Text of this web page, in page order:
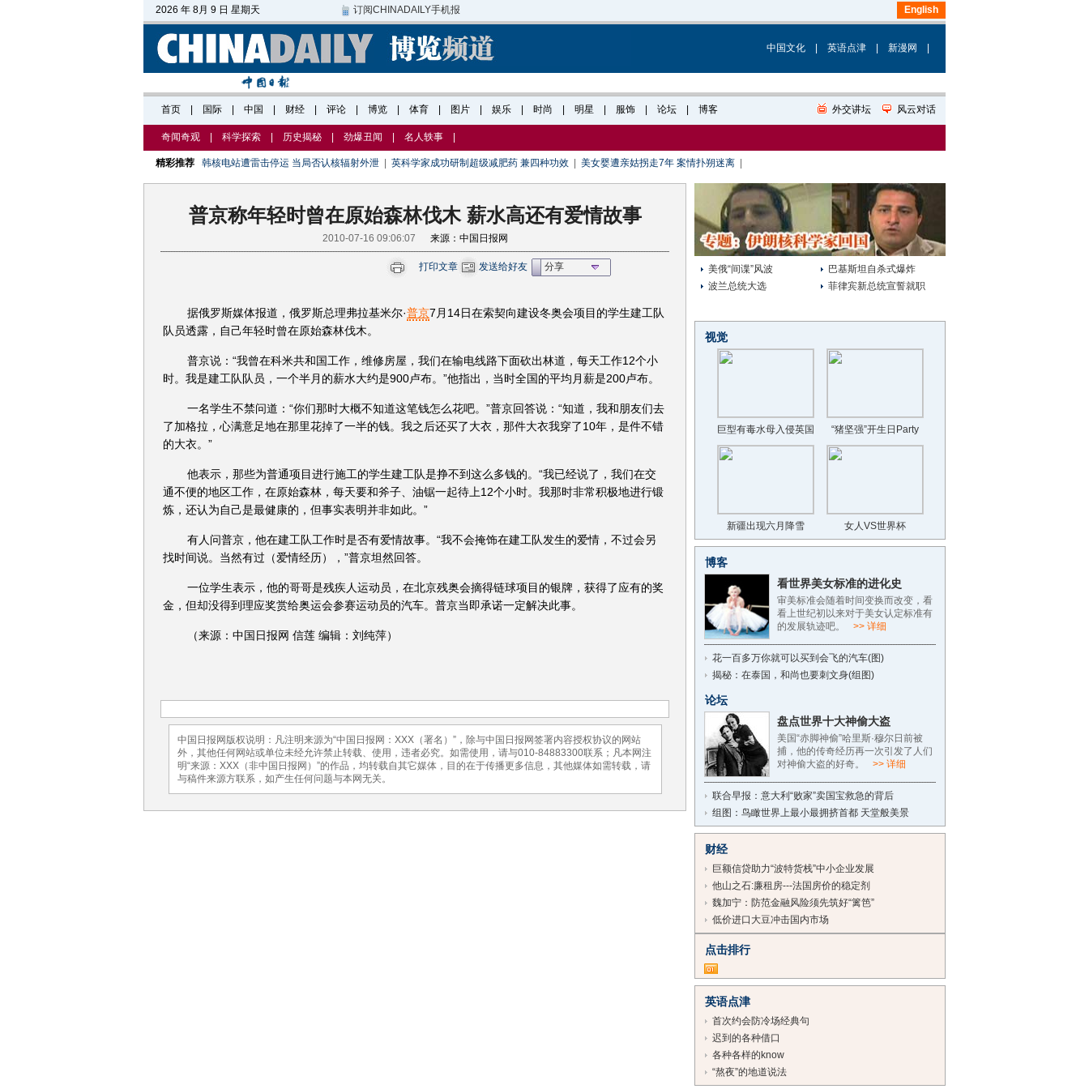
中国文化 英语点津 新漫网
奇闻奇观 科学探索 历史揭秘 劲爆丑闻 名人轶事
精彩推荐 韩核电站遭雷击停运 当局否认核辐射外泄 英科学家成功研制超级减肥药 兼四种功效 美女婴遭亲姑拐走7年 案情扑朔迷离
普京称年轻时曾在原始森林伐木 薪水高还有爱情故事
2010-07-16 09:06:07 来源：中国日报网
打印文章 发送给好友 分享
据俄罗斯媒体报道，俄罗斯总理弗拉基米尔·普京7月14日在索契向建设冬奥会项目的学生建工队
队员透露，自己年轻时曾在原始森林伐木。
普京说：“我曾在科米共和国工作，维修房屋，我们在输电线路下面砍出林道，每天工作12个小
时。我是建工队队员，一个半月的薪水大约是900卢布。”他指出，当时全国的平均月薪是200卢布。
一名学生不禁问道：“你们那时大概不知道这笔钱怎么花吧。”普京回答说：“知道，我和朋友们去
了加格拉，心满意足地在那里花掉了一半的钱。我之后还买了大衣，那件大衣我穿了10年，是件不错
的大衣。”
他表示，那些为普通项目进行施工的学生建工队是挣不到这么多钱的。“我已经说了，我们在交
通不便的地区工作，在原始森林，每天要和斧子、油锯一起待上12个小时。我那时非常积极地进行锻
炼，还认为自己是最健康的，但事实表明并非如此。”
有人问普京，他在建工队工作时是否有爱情故事。“我不会掩饰在建工队发生的爱情，不过会另
找时间说。当然有过（爱情经历），”普京坦然回答。
一位学生表示，他的哥哥是残疾人运动员，在北京残奥会摘得链球项目的银牌，获得了应有的奖
金，但却没得到理应奖赏给奥运会参赛运动员的汽车。普京当即承诺一定解决此事。
（来源：中国日报网 信莲 编辑：刘纯萍）
中国日报网版权说明：凡注明来源为“中国日报网：XXX（署名）”，除与中国日报网签署内容授权协议的网站
外，其他任何网站或单位未经允许禁止转载、使用，违者必究。如需使用，请与010-84883300联系；凡本网注
明“来源：XXX（非中国日报网）”的作品，均转载自其它媒体，目的在于传播更多信息，其他媒体如需转载，请
与稿件来源方联系，如产生任何问题与本网无关。
美俄“间谍”风波
波兰总统大选
巴基斯坦自杀式爆炸
菲律宾新总统宣誓就职
视觉
巨型有毒水母入侵英国 “猪坚强”开生日Party
新疆出现六月降雪 女人VS世界杯
博客
看世界美女标准的进化史
审美标准会随着时间变换而改变，看
看上世纪初以来对于美女认定标准有
的发展轨迹吧。
>> 详细
花一百多万你就可以买到会飞的汽车(图)
揭秘：在泰国，和尚也要刺文身(组图)
论坛
盘点世界十大神偷大盗
美国“赤脚神偷”哈里斯·穆尔日前被
捕，他的传奇经历再一次引发了人们
对神偷大盗的好奇。
>> 详细
联合早报：意大利“败家”卖国宝救急的背后
组图：鸟瞰世界上最小最拥挤首都 天堂般美景
财经
巨额信贷助力“波特货栈”中小企业发展
他山之石:廉租房---法国房价的稳定剂
魏加宁：防范金融风险须先筑好“篱笆”
低价进口大豆冲击国内市场
点击排行
英语点津
首次约会防冷场经典句
迟到的各种借口
各种各样的know
“熬夜”的地道说法